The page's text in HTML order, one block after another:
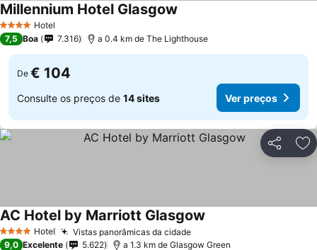
4 EstrelasHotel
Millennium Hotel Glasgow
7,5 Boa 7.316 a 0.4 km de The Lighthouse
De € 104
Consulte os preços de 14 sites Ver preços
Partilhar
4 EstrelasHotel Vistas panorâmicas da cidade
AC Hotel by Marriott Glasgow
9,0 Excelente 5.622 a 1.3 km de Glasgow Green